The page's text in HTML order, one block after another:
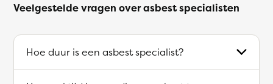
Veelgestelde vragen over asbest specialisten
Hoe duur is een asbest specialist?